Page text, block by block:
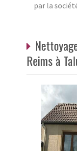
par la
Reims à